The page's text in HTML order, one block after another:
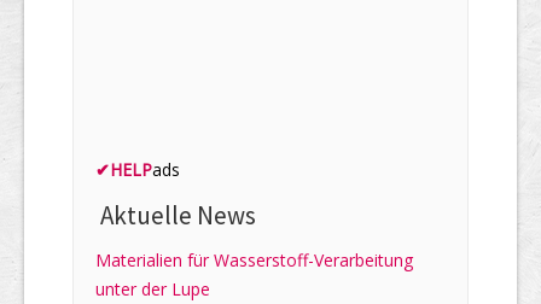
✔HELPads
Aktuelle News
Materialien für Wasserstoff-Verarbeitung
unter der Lupe